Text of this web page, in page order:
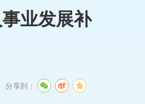
业发展补
分享到：